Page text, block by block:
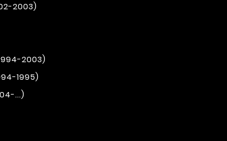
2003)
2003)
1995)
...)